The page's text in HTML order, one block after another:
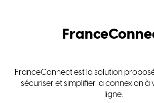
FranceConnect est la solution
sécuriser et simplifier la connexion à
ligne.